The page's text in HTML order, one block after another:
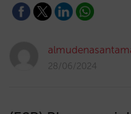
28/06/2024